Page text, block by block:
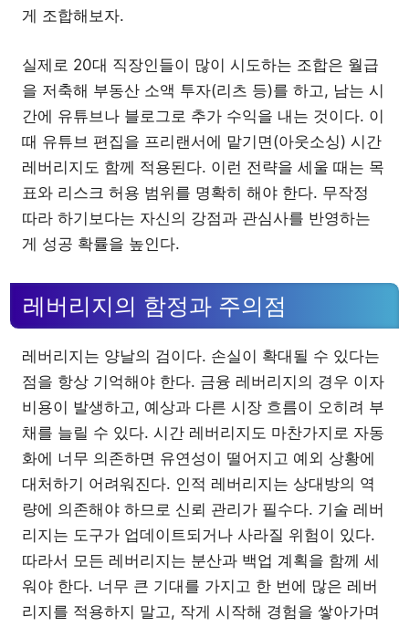
게 조합해보자.
실제로 20대 직장인들이 많이 시도하는 조합은 월급
을 저축해 부동산 소액 투자(리츠 등)를 하고, 남는 시
간에 유튜브나 블로그로 추가 수익을 내는 것이다. 이
때 유튜브 편집을 프리랜서에 맡기면(아웃소싱) 시간
레버리지도 함께 적용된다. 이런 전략을 세울 때는 목
표와 리스크 허용 범위를 명확히 해야 한다. 무작정
따라 하기보다는 자신의 강점과 관심사를 반영하는
게 성공 확률을 높인다.
레버리지의 함정과 주의점
레버리지는 양날의 검이다. 손실이 확대될 수 있다는
점을 항상 기억해야 한다. 금융 레버리지의 경우 이자
비용이 발생하고, 예상과 다른 시장 흐름이 오히려 부
채를 늘릴 수 있다. 시간 레버리지도 마찬가지로 자동
화에 너무 의존하면 유연성이 떨어지고 예외 상황에
대처하기 어려워진다. 인적 레버리지는 상대방의 역
량에 의존해야 하므로 신뢰 관리가 필수다. 기술 레버
리지는 도구가 업데이트되거나 사라질 위험이 있다.
따라서 모든 레버리지는 분산과 백업 계획을 함께 세
워야 한다. 너무 큰 기대를 가지고 한 번에 많은 레버
리지를 적용하지 말고, 작게 시작해 경험을 쌓아가며